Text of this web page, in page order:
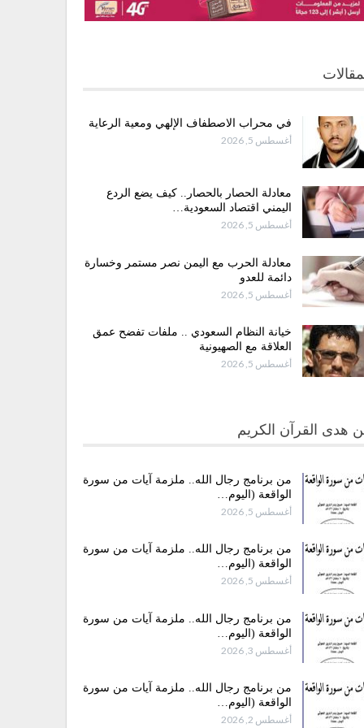
في محراب الاصطفاف الإلهي ومعية الرعاية
أغسطس 5, 2026
معادلة الحصار بالحصار.. كيف يضع الردع
اليمني اقتصاد السعودية…
أغسطس 5, 2026
معادلة الحرب مع اليمن نصر مستمر وخسارة
دائمة للعدو
أغسطس 5, 2026
خيانة النظام السعودي .. ملفات تفضح عمق
العلاقة مع الصهيونية
أغسطس 5, 2026
هدى القرآن الكريم
من برنامج رجال الله.. ملزمة آيات من سورة
الواقعة (اليوم…
أغسطس 5, 2026
من برنامج رجال الله.. ملزمة آيات من سورة
الواقعة (اليوم…
أغسطس 5, 2026
من برنامج رجال الله.. ملزمة آيات من سورة
الواقعة (اليوم…
أغسطس 3, 2026
من برنامج رجال الله.. ملزمة آيات من سورة
الواقعة (اليوم…
أغسطس 2, 2026